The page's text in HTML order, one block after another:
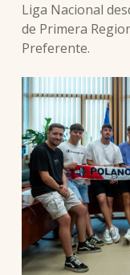
Liga Nacional
de Primera
Preferente.